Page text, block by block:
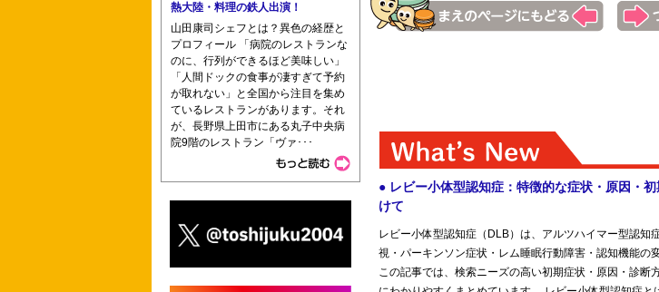
熱大陸・料理の鉄人出演！
山田康司シェフとは？異色の経歴と
プロフィール 「病院のレストランな
のに、行列ができるほど美味しい」
「人間ドックの食事が凄すぎて予約
が取れない」と全国から注目を集め
ているレストランがあります。それ
が、長野県上田市にある丸子中央病
院9階のレストラン「ヴァ･･･